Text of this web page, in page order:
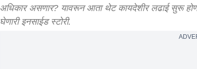
अधिकार असणार? यावरून आता थेट कायदेशीर लढाई सुरू
घेणारी इनसाईड स्टोरी.